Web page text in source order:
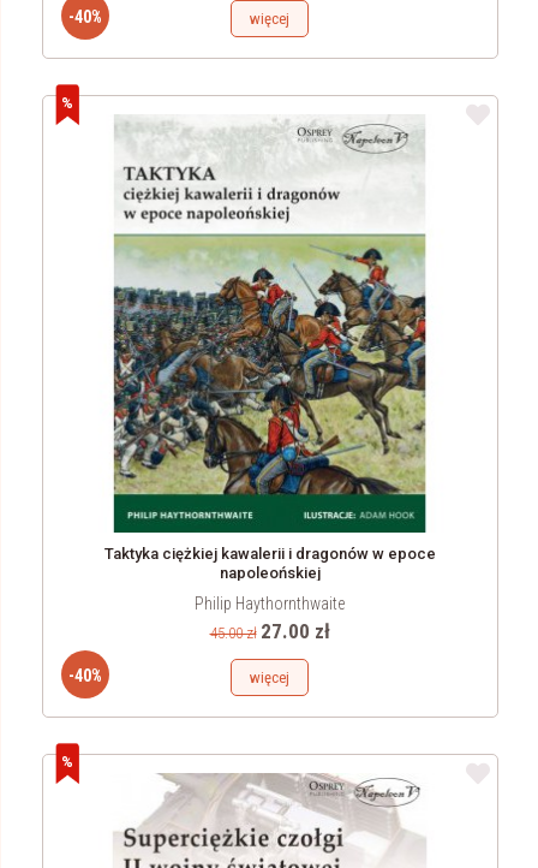
-40% więcej
-40%
Taktyka ciężkiej kawalerii i dragonów w epoce
napoleońskiej
Philip Haythornthwaite
45.00 zł 27.00 zł
więcej